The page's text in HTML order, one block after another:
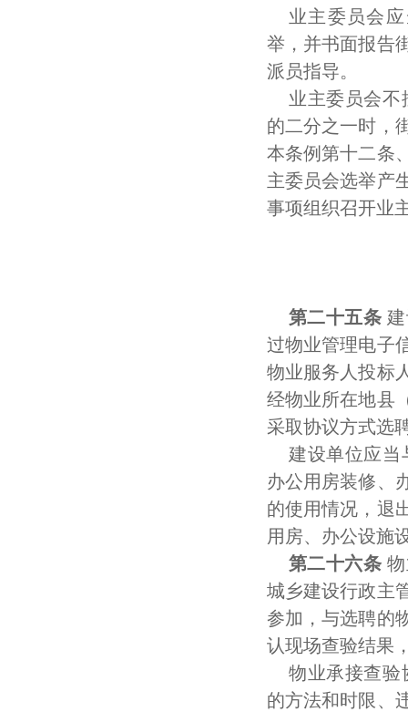
业主委员会
举，并书面报告
派员指导。
业主委员会不
的二分之一时，
本条例第十二条
主委员会选举产
事项组织召开业
第二十五条
过物业管理电子
物业服务人投标
经物业所在地县
采取协议方式选
建设单位应当
办公用房装修、
的使用情况，退
用房、办公设施
第二十六条
城乡建设行政主
参加，与选聘的
认现场查验结果
物业承接查验
的方法和时限、